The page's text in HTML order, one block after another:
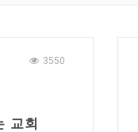
3550
교회